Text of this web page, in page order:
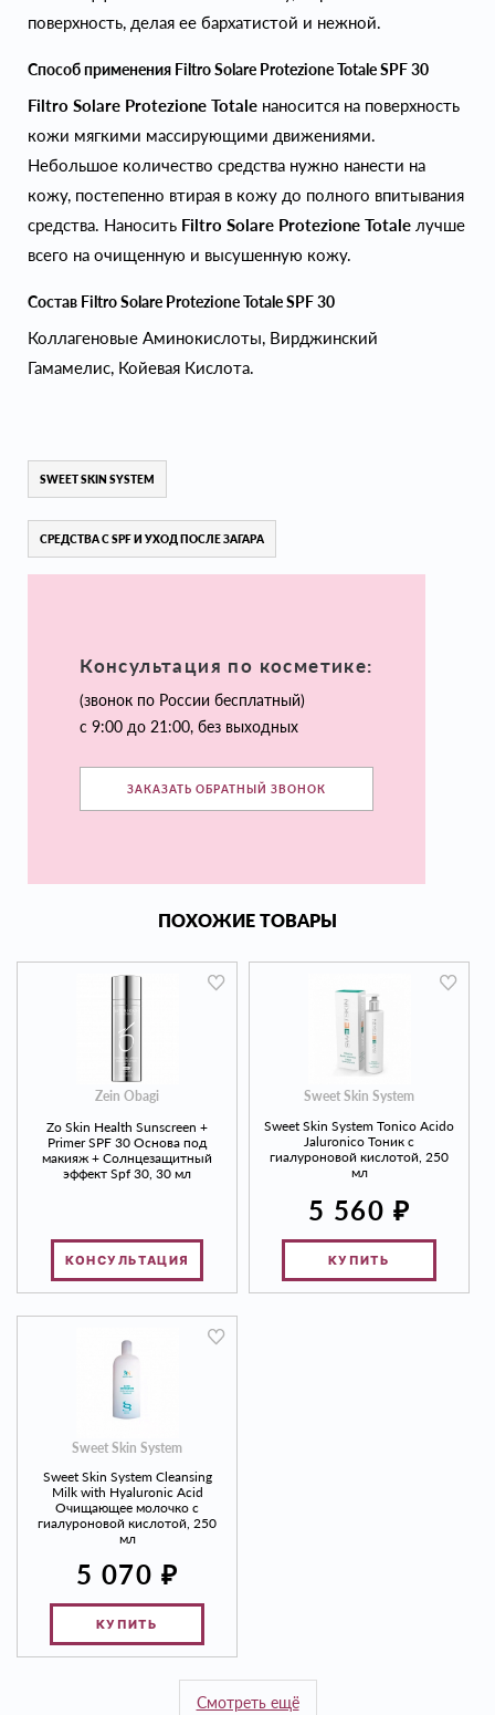
поверхность, делая ее бархатистой и нежной.
Способ применения Filtro Solare Protezione Totale SPF 30
Filtro Solare Protezione Totale наносится на поверхность
кожи мягкими массирующими движениями.
Небольшое количество средства нужно нанести на
кожу, постепенно втирая в кожу до полного впитывания
средства. Наносить Filtro Solare Protezione Totale лучше
всего на очищенную и высушенную кожу.
Состав Filtro Solare Protezione Totale SPF 30
Коллагеновые Аминокислоты, Вирджинский
Гамамелис, Койевая Кислота.
SWEET SKIN SYSTEM
СРЕДСТВА С SPF И УХОД ПОСЛЕ ЗАГАРА
Консультация по косметике:
(звонок по России бесплатный)
с 9:00 до 21:00, без выходных
ЗАКАЗАТЬ ОБРАТНЫЙ ЗВОНОК
ПОХОЖИЕ ТОВАРЫ
Zein Obagi
Zo Skin Health Sunscreen +
Primer SPF 30 Основа под
макияж + Солнцезащитный
эффект Spf 30, 30 мл
КОНСУЛЬТАЦИЯ
Sweet Skin System
Sweet Skin System Tonico Acido
Jaluronico Тоник с
гиалуроновой кислотой, 250
мл
5 560 ₽
КУПИТЬ
Sweet Skin System
Sweet Skin System Cleansing
Milk with Hyaluronic Acid
Очищающее молочко с
гиалуроновой кислотой, 250
мл
5 070 ₽
КУПИТЬ
Смотреть ещё